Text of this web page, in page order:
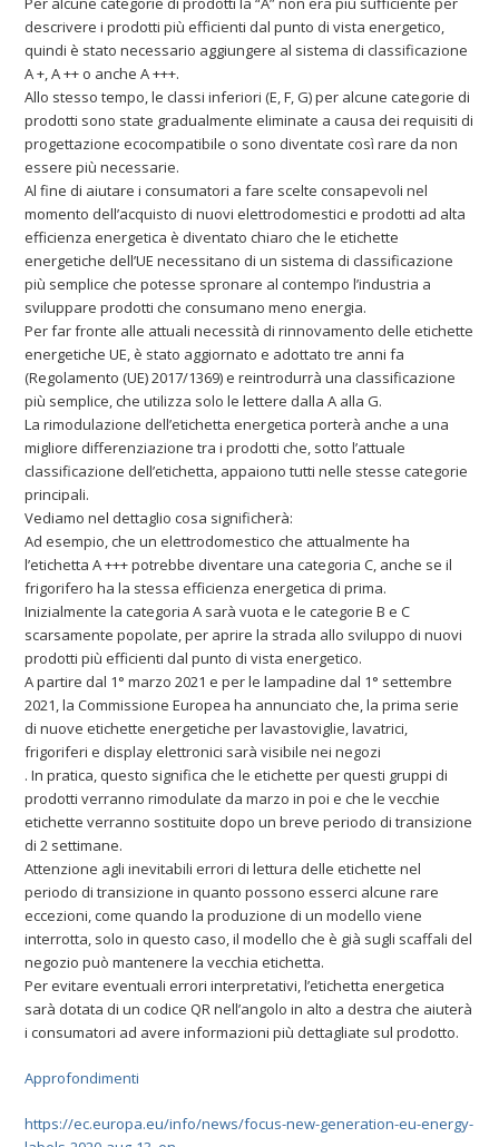
descrivere i prodotti più efficienti dal punto di vista energetico,
quindi è stato necessario aggiungere al sistema di classificazione
A +, A ++ o anche A +++.
Allo stesso tempo, le classi inferiori (E, F, G) per alcune categorie di
prodotti sono state gradualmente eliminate a causa dei requisiti di
progettazione ecocompatibile o sono diventate così rare da non
essere più necessarie.
Al fine di aiutare i consumatori a fare scelte consapevoli nel
momento dell’acquisto di nuovi elettrodomestici e prodotti ad alta
efficienza energetica è diventato chiaro che le etichette
energetiche dell’UE necessitano di un sistema di classificazione
più semplice che potesse spronare al contempo l’industria a
sviluppare prodotti che consumano meno energia.
Per far fronte alle attuali necessità di rinnovamento delle etichette
energetiche UE, è stato aggiornato e adottato tre anni fa
(Regolamento (UE) 2017/1369) e reintrodurrà una classificazione
più semplice, che utilizza solo le lettere dalla A alla G.
La rimodulazione dell’etichetta energetica porterà anche a una
migliore differenziazione tra i prodotti che, sotto l’attuale
classificazione dell’etichetta, appaiono tutti nelle stesse categorie
principali.
Vediamo nel dettaglio cosa significherà:
Ad esempio, che un elettrodomestico che attualmente ha
l’etichetta A +++ potrebbe diventare una categoria C, anche se il
frigorifero ha la stessa efficienza energetica di prima.
Inizialmente la categoria A sarà vuota e le categorie B e C
scarsamente popolate, per aprire la strada allo sviluppo di nuovi
prodotti più efficienti dal punto di vista energetico.
A partire dal 1° marzo 2021 e per le lampadine dal 1° settembre
2021, la Commissione Europea ha annunciato che, la prima serie
di nuove etichette energetiche per lavastoviglie, lavatrici,
frigoriferi e display elettronici sarà visibile nei negozi
. In pratica, questo significa che le etichette per questi gruppi di
prodotti verranno rimodulate da marzo in poi e che le vecchie
etichette verranno sostituite dopo un breve periodo di transizione
di 2 settimane.
Attenzione agli inevitabili errori di lettura delle etichette nel
periodo di transizione in quanto possono esserci alcune rare
eccezioni, come quando la produzione di un modello viene
interrotta, solo in questo caso, il modello che è già sugli scaffali del
negozio può mantenere la vecchia etichetta.
Per evitare eventuali errori interpretativi, l’etichetta energetica
sarà dotata di un codice QR nell’angolo in alto a destra che aiuterà
i consumatori ad avere informazioni più dettagliate sul prodotto.
Approfondimenti
https://ec.europa.eu/info/news/focus-new-generation-eu-energy-